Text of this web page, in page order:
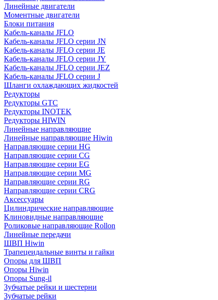
Линейные двигатели
Моментные двигатели
Блоки питания
Кабель-каналы JFLO
Кабель-каналы JFLO серии JN
Кабель-каналы JFLO серии JE
Кабель-каналы JFLO серии JY
Кабель-каналы JFLO серии JEZ
Кабель-каналы JFLO серии J
Шланги охлаждающих жидкостей
Редукторы
Редукторы GTC
Редукторы INOTEK
Редукторы HIWIN
Линейные направляющие
Линейные направляющие Hiwin
Направляющие серии HG
Направляющие серии CG
Направляющие серии EG
Направляющие серии MG
Направляющие серии RG
Направляющие серии CRG
Аксессуары
Цилиндрические направляющие
Клиновидные направляющие
Роликовые направляющие Rollon
Линейные передачи
ШВП Hiwin
Трапецеидальные винты и гайки
Опоры для ШВП
Опоры Hiwin
Опоры Sung-il
Зубчатые рейки и шестерни
Зубчатые рейки